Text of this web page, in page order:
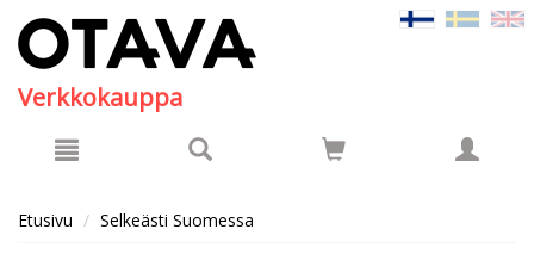
Verkkokauppa
Etusivu Selkeästi Suomessa